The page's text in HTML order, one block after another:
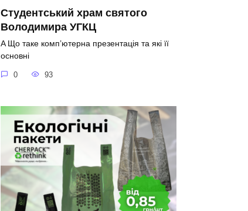
Студентський храм святого
Володимира УГКЦ
A Що таке комп’ютерна презентація та які її
основні
0 93